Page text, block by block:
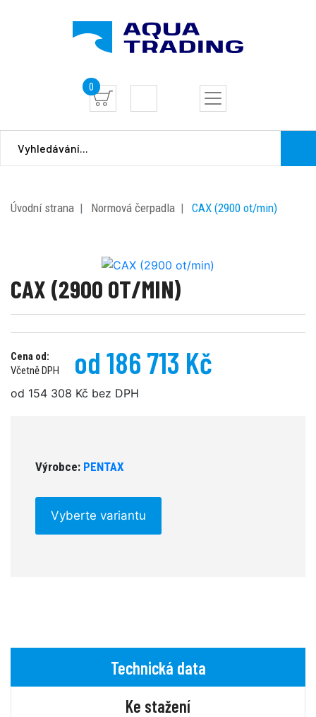
0
Úvodní strana Normová čerpadla CAX (2900 ot/min)
CAX (2900 OT/MIN)
Cena od:
Včetně DPH
od 186 713 Kč
od 154 308 Kč bez DPH
Výrobce: PENTAX
Vyberte variantu
Technická data
Ke stažení